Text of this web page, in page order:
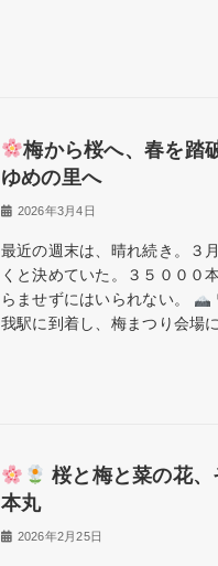
梅から桜へ、春を踏
ゆめの里へ
2026年3月4日
最近の週末は、晴れ続き。３
くと決めていた。３５０００
らませずにはいられない。
我駅に到着し、梅まつり会場
桜と梅と菜の花
本丸
2026年2月25日